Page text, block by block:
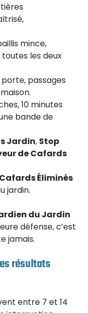
mince,
les deux
porte, passages
10 minutes
bande de
Jardin, Stop
de Cafards
Éliminés
jardin.
du Jardin
défense, c’est
jamais.
résultats
entre 7 et 14